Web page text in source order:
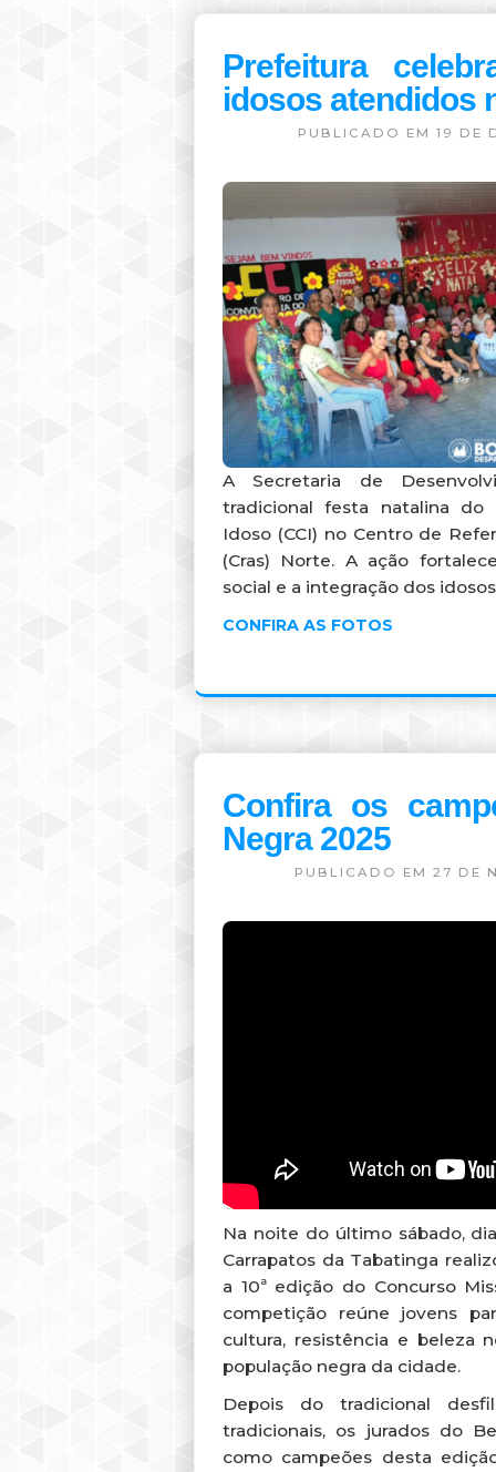
Prefeitura
idosos atendidos
PUBLICADO EM 19 DE
A Secretaria de
tradicional festa natalina do
Idoso (CCI) no Centro de
(Cras) Norte. A ação
social e a integração dos
CONFIRA AS FOTOS
Confira os
Negra 2025
PUBLICADO EM 27 DE
Na noite do último sábado,
Carrapatos da Tabatinga
a 10ª edição do Concurso
competição reúne jovens
cultura, resistência e beleza
população negra da cidade.
Depois do tradicional
tradicionais, os jurados do
como campeões desta